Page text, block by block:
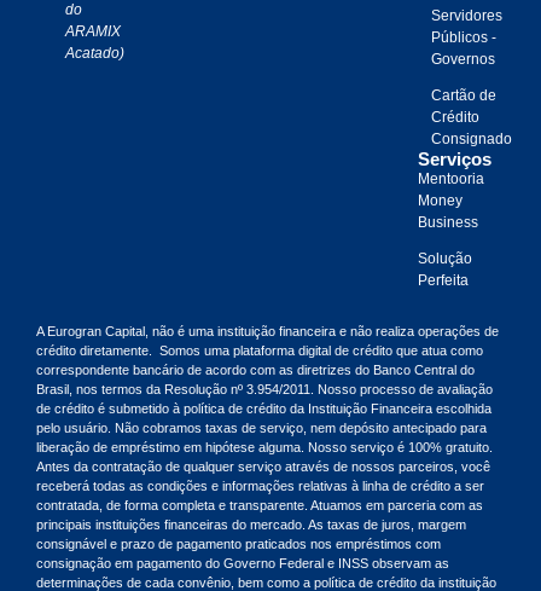
do
ARAMIX
Acatado)
Servidores
Públicos -
Governos
Cartão de
Crédito
Consignado
Serviços
Mentooria
Money
Business
Solução
Perfeita
A Eurogran Capital, não é uma instituição financeira e não realiza operações de
crédito diretamente. Somos uma plataforma digital de crédito que atua como
correspondente bancário de acordo com as diretrizes do Banco Central do
Brasil, nos termos da Resolução nº 3.954/2011. Nosso processo de avaliação
de crédito é submetido à política de crédito da Instituição Financeira escolhida
pelo usuário. Não cobramos taxas de serviço, nem depósito antecipado para
liberação de empréstimo em hipótese alguma. Nosso serviço é 100% gratuito.
Antes da contratação de qualquer serviço através de nossos parceiros, você
receberá todas as condições e informações relativas à linha de crédito a ser
contratada, de forma completa e transparente. Atuamos em parceria com as
principais instituições financeiras do mercado. As taxas de juros, margem
consignável e prazo de pagamento praticados nos empréstimos com
consignação em pagamento do Governo Federal e INSS observam as
determinações de cada convênio, bem como a política de crédito da instituição